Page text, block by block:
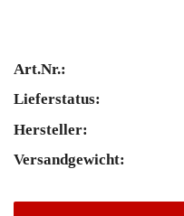
Art.Nr.:
Lieferstatus:
Hersteller:
Versandgewicht: